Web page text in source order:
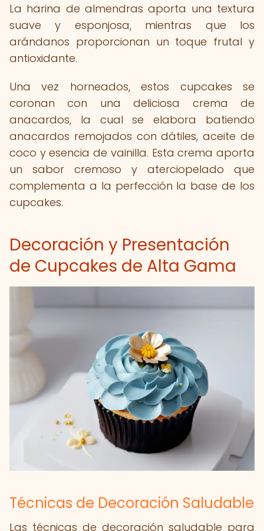
La harina de almendras aporta una textura
suave y esponjosa, mientras que los
arándanos proporcionan un toque frutal y
antioxidante.
Una vez horneados, estos cupcakes se
coronan con una deliciosa crema de
anacardos, la cual se elabora batiendo
anacardos remojados con dátiles, aceite de
coco y esencia de vainilla. Esta crema aporta
un sabor cremoso y aterciopelado que
complementa a la perfección la base de los
cupcakes.
Decoración y Presentación
de Cupcakes de Alta Gama
Técnicas de Decoración Saludable
Las técnicas de decoración saludable para